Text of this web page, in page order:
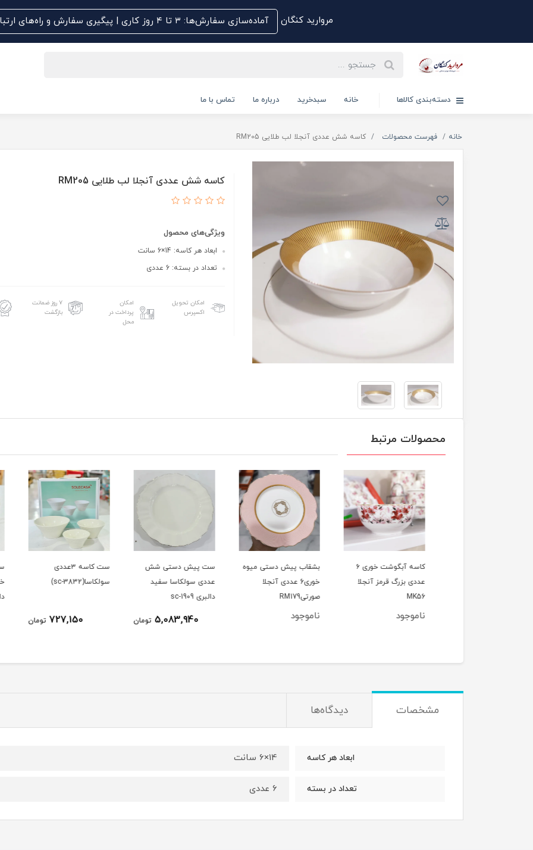
مروارید کنگان آماده‌سازی سفارش‌ها: ۳ تا ۴ روز کاری | پیگیری سفارش و راه‌های ارتباطی کلیک کنید
دسته‌بندی کالاها خانه سبدخرید درباره ما تماس با ما
خانه فهرست محصولات کاسه شش عددی آنجلا لب طلایی RM205
کاسه شش عددی آنجلا لب طلایی RM205
ویژگی‌های محصول
ابعاد هر کاسه: 14×6 سانت
تعداد در بسته: 6 عددی
امکان تحویل
اکسپرس
امکان
پرداخت در
محل
۷ روز ضمانت
بازگشت
محصولات مرتبط
کاسه آبگوشت خوری ۶
عددی بزرگ قرمز آنجلا
MK56
ناموجود
بشقاب پیش دستی میوه
خوری6 عددی آنجلا
صورتیRM179
ناموجود
ست پیش دستی شش
عددی سولکاسا سفید
دالبری sc-1909
5,083,940 تومان
ست کاسه ۳عددی
سولکاسا(sc-3832)
727,150 تومان
ست
مشخصات دیدگاه‌ها
ابعاد هر کاسه 14×6 سانت
تعداد در بسته 6 عددی